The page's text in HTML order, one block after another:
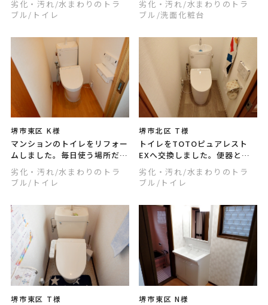
替え工事を行い、とてもキレイ
になりました。
劣化・汚れ/水まわりのトラ
ブル/トイレ
して壁や床のクロス張替えも行
うかどうかも考えておくとよい
劣化・汚れ/水まわりのトラ
ブル /洗面化粧台
堺市東区 K様
マンションのトイレをリフォー
ムしました。毎日使う場所だか
らこそ、飽きのこないシンプル
なデザインを選ばれました。
劣化・汚れ/水まわりのトラ
ブル/トイレ
堺市北区 T様
トイレをTOTOピュアレスト
EXへ交換しました。便器と同
時に壁や床も張り替えると、イ
メージが一新します。
劣化・汚れ/水まわりのトラ
ブル /トイレ
堺市東区 T様 堺市東区 N様